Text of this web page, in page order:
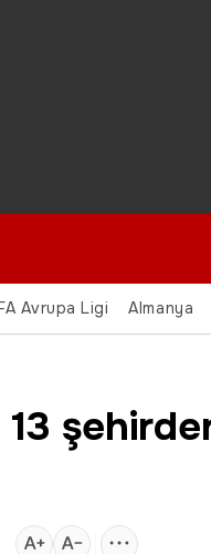
Avrupa Ligi Almanya